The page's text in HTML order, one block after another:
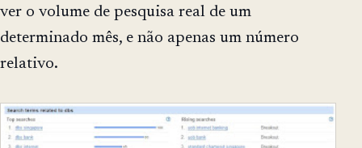
ver o volume de pesquisa real de um
determinado mês, e não apenas um número
relativo.